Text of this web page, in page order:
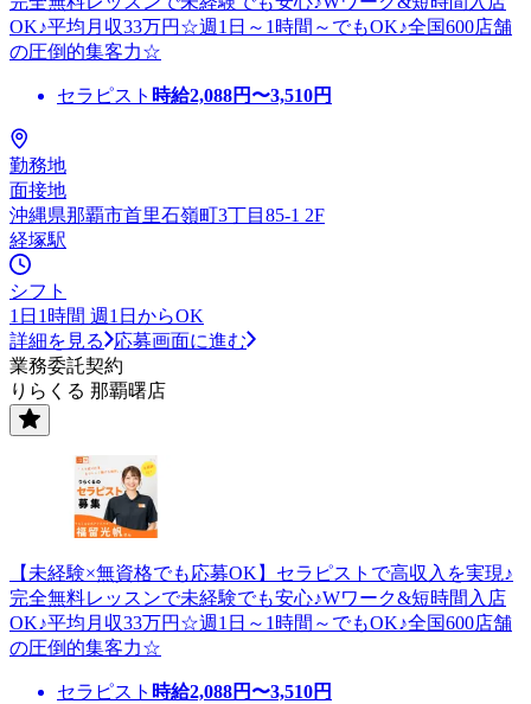
OK♪平均月収33万円☆週1日～1時間～でもOK♪全国600店舗
の圧倒的集客力☆
セラピスト 時給2,088円〜3,510円
勤務地
面接地
沖縄県那覇市首里石嶺町3丁目85-1 2F
経塚駅
シフト
1日1時間 週1日からOK
詳細を見る
応募画面に進む
業務委託契約
りらくる 那覇曙店
【未経験×無資格でも応募OK】セラピストで高収入を実現♪
完全無料レッスンで未経験でも安心♪Wワーク&短時間入店
OK♪平均月収33万円☆週1日～1時間～でもOK♪全国600店舗
の圧倒的集客力☆
セラピスト 時給2,088円〜3,510円